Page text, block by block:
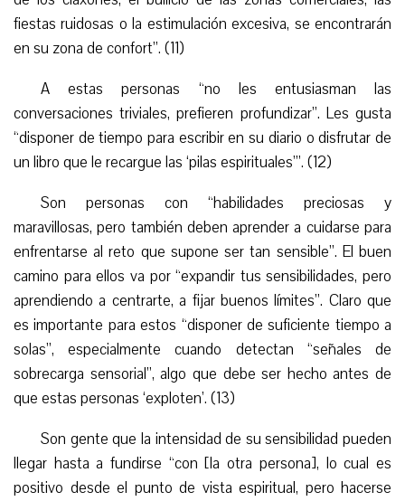
fiestas ruidosas o la estimulación excesiva, se encontrarán
en su zona de confort”. (11)
A estas personas “no les entusiasman las
conversaciones triviales, prefieren profundizar”. Les gusta
“disponer de tiempo para escribir en su diario o disfrutar de
un libro que le recargue las ‘pilas espirituales’”. (12)
Son personas con “habilidades preciosas y
maravillosas, pero también deben aprender a cuidarse para
enfrentarse al reto que supone ser tan sensible”. El buen
camino para ellos va por “expandir tus sensibilidades, pero
aprendiendo a centrarte, a fijar buenos límites”. Claro que
es importante para estos “disponer de suficiente tiempo a
solas”, especialmente cuando detectan “señales de
sobrecarga sensorial”, algo que debe ser hecho antes de
que estas personas ‘exploten’. (13)
Son gente que la intensidad de su sensibilidad pueden
llegar hasta a fundirse “con [la otra persona], lo cual es
positivo desde el punto de vista espiritual, pero hacerse